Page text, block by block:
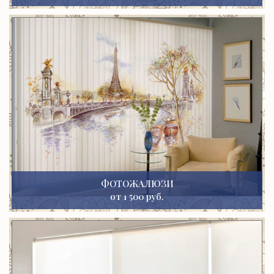
ФОТОЖАЛЮЗИ
от 1 500 руб.